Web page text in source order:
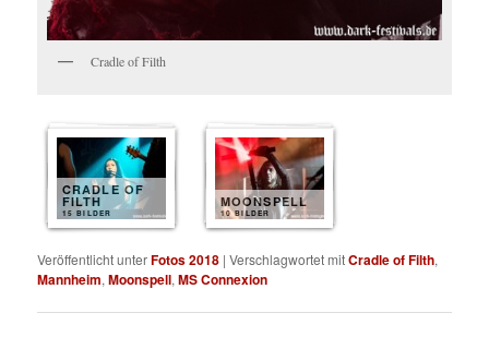
Cradle of Filth
CRADLE OF
FILTH
15 BILDER
MOONSPELL
10 BILDER
Veröffentlicht unterFotos 2018 |Verschlagwortet mitCradle of Filth,
Mannheim,Moonspell,MS Connexion